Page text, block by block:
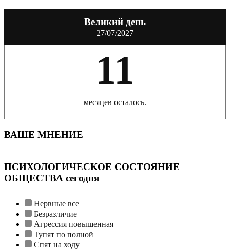
Великий день
27/07/2027
11
месяцев осталось.
ВАШЕ МНЕНИЕ
ПСИХОЛОГИЧЕСКОЕ СОСТОЯНИЕ
ОБЩЕСТВА сегодня
Нервные все
Безразличие
Агрессия повышенная
Тупят по полной
Спят на ходу